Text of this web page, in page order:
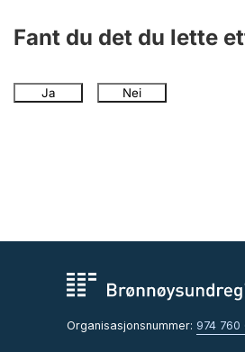
Fant du det du lette
Ja Nei
Organisasjonsnummer: 974 760